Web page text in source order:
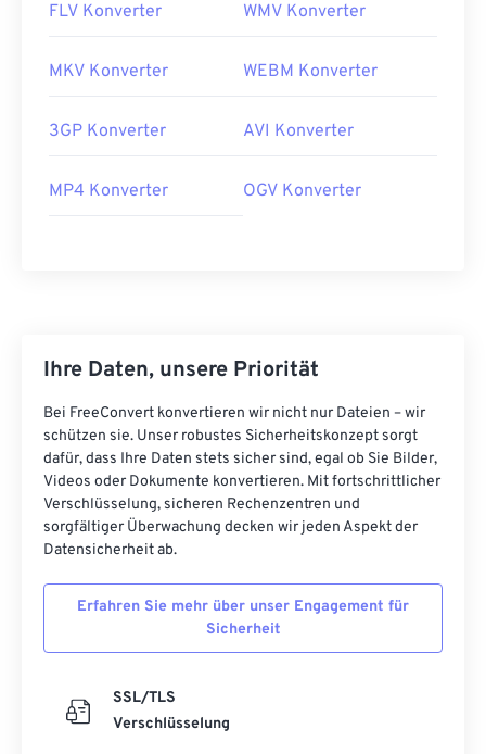
FLV Konverter WMV Konverter
MKV Konverter WEBM Konverter
3GP Konverter AVI Konverter
MP4 Konverter OGV Konverter
Ihre Daten, unsere Priorität
Bei FreeConvert konvertieren wir nicht nur Dateien – wir
schützen sie. Unser robustes Sicherheitskonzept sorgt
dafür, dass Ihre Daten stets sicher sind, egal ob Sie Bilder,
Videos oder Dokumente konvertieren. Mit fortschrittlicher
Verschlüsselung, sicheren Rechenzentren und
sorgfältiger Überwachung decken wir jeden Aspekt der
Datensicherheit ab.
Erfahren Sie mehr über unser Engagement für
Sicherheit
SSL/TLS
Verschlüsselung